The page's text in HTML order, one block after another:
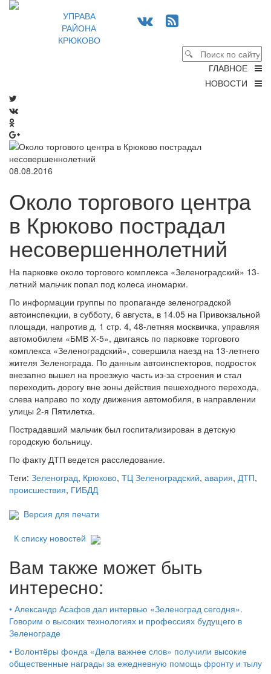
УПРАВА
РАЙОНА
КРЮКОВО
ГЛАВНОЕ
НОВОСТИ
08.08.2016
Около торгового центра
в Крюково пострадал
несовершеннолетний
На парковке около торгового комплекса «Зеленоградский» 13-
летний мальчик попал под колеса иномарки.
По информации группы по пропаганде зеленоградской
автоинспекции, в субботу, 6 августа, в 14.05 на Привокзальной
площади, напротив д. 1 стр. 4, 48-летняя москвичка, управляя
автомобилем «БМВ Х-5», двигаясь по парковке торгового
комплекса «Зеленоградский», совершила наезд на 13-летнего
жителя Зеленограда. По данным автоинспекторов, подросток
внезапно вышел на проезжую часть из-за строения и стал
переходить дорогу вне зоны действия пешеходного перехода,
слева направо по ходу движения автомобиля, в направлении
улицы 2-я Пятилетка.
Пострадавший мальчик был госпитализирован в детскую
городскую больницу.
По факту ДТП ведется расследование.
Теги: Зеленоград, Крюково, ТЦ Зеленоградский, авария, ДТП,
происшествия, ГИБДД
Версия для печати
К списку новостей
Вам также может быть
интересно:
• Александр Асафов дал интервью «Зеленоград сегодня».
Говорим о высоких технологиях и профессиях будущего в
Зеленограде
• Волонтёры фонда «Дела важнее слов» получили высокие
общественные награды за ежедневную помощь фронту и тылу